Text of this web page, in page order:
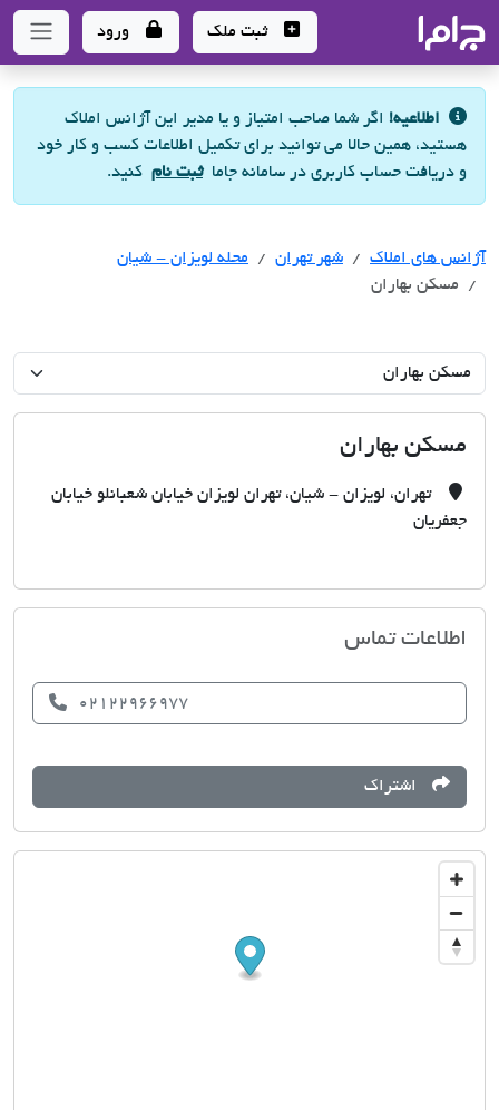
- سامانه جامع املاک و مشاورین املاک
ثبت ملک ورود
اطلاعیه! اگر شما صاحب امتیاز و یا مدیر این آژانس املاک
هستید، همین حالا می توانید برای تکمیل اطلاعات کسب و کار خود
و دریافت حساب کاربری در سامانه جاماثبت نام کنید.
آژانس های املاک آژانس های املاک
شهر تهران آژانس های املاک
محله لویزان - شیان
مسکن بهاران
مسکن بهاران
تهران، لویزان - شیان، تهران لویزان خیابان شعبانلو خیابان
جعفریان
اطلاعات تماس
02122966977
اشتراک